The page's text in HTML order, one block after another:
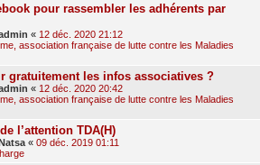
pour rassembler les adhérents par
« 12 déc. 2020 21:12
association française de lutte contre les Maladies
gratuitement les infos associatives ?
« 12 déc. 2020 20:42
association française de lutte contre les Maladies
l’attention TDA(H)
« 09 déc. 2019 01:11